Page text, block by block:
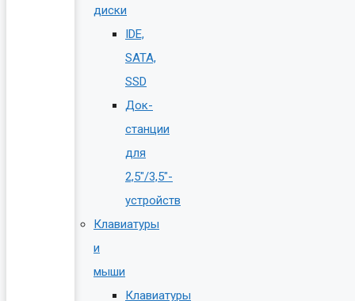
диски
IDE,
SATA,
SSD
Док-
станции
для
2,5″/3,5″-
устройств
Клавиатуры
и
мыши
Клавиатуры